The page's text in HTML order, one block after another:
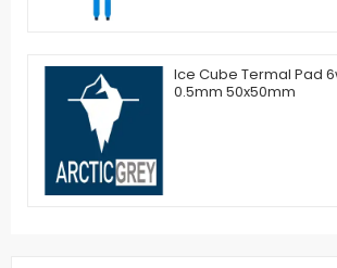
Ice Cube Termal Pad
0.5mm 50x50mm